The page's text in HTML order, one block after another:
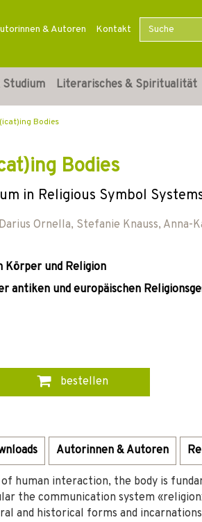
& Autoren Kontakt
Studium Literarisches & Spiritualität
Bodies
Bodies
in Religious Symbol
Ornella, Stefanie Knauss, Anna-
Körper und Religion
antiken und europäischen
bestellen
Autorinnen & Autoren
of human interaction, the body is
the communication system
and historical forms and